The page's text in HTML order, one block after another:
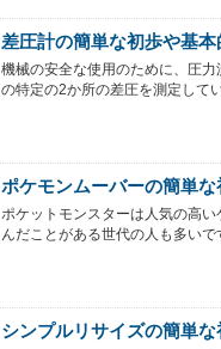
差圧計の簡単な初歩や基
機械の安全な使用のために、圧
の特定の2か所の差圧を測定して
ポケモンムーバーの簡単
ポケットモンスターは人気の高
んだことがある世代の人も多いで
シンプルリサイズの簡単